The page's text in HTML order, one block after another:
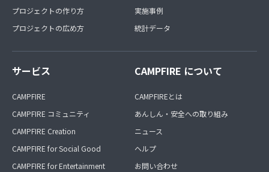
プロジェクトの作り方
プロジェクトの広め方
実施事例
統計データ
サービス
CAMPFIRE
CAMPFIRE コミュニティ
CAMPFIRE Creation
CAMPFIRE for Social Good
CAMPFIRE for Entertainment
CAMPFIRE について
CAMPFIREとは
あんしん・安全への取り組み
ニュース
ヘルプ
お問い合わせ